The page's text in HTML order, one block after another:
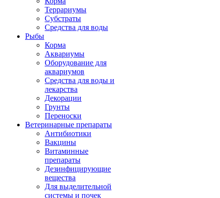
Террариумы
Субстраты
Средства для воды
Рыбы
Корма
Аквариумы
Оборудование для
аквариумов
Средства для воды и
лекарства
Декорации
Грунты
Переноски
Ветеринарные препараты
Антибиотики
Вакцины
Витаминные
препараты
Дезинфицирующие
вещества
Для выделительной
системы и почек